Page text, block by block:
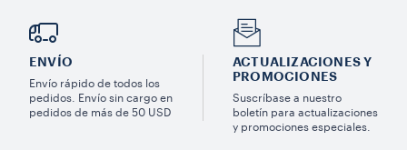
ENVÍO
Envío rápido de todos los
pedidos. Envío sin cargo en
pedidos de más de 50 USD
ACTUALIZACIONES Y
PROMOCIONES
Suscríbase a nuestro
boletín para actualizaciones
y promociones especiales.